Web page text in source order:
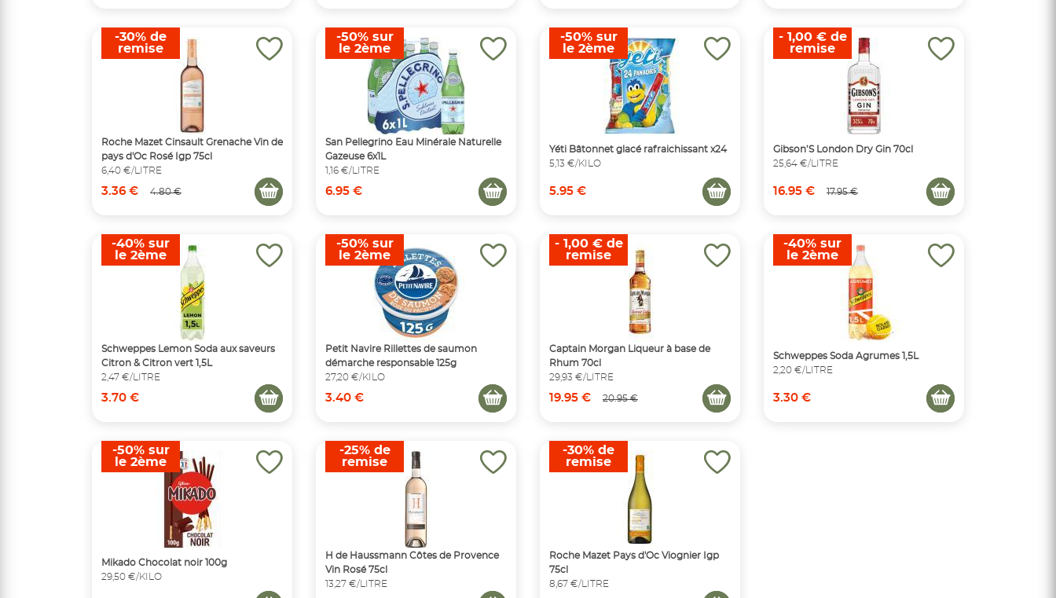
Roche Mazet Cinsault Grenache Vin de
pays d'Oc Rosé Igp 75cl
6,40 €/LITRE
3.36 € 4.80 €
-30% de
remise
San Pellegrino Eau Minérale Naturelle
Gazeuse 6x1L
1,16 €/LITRE
6.95 €
-50% sur
le 2ème
Yéti Bâtonnet glacé rafraichissant x24
5,13 €/KILO
5.95 €
-50% sur
le 2ème
Gibson’S London Dry Gin 70cl
25,64 €/LITRE
16.95 € 17.95 €
- 1,00 € de
remise
Schweppes Lemon Soda aux saveurs
Citron & Citron vert 1,5L
2,47 €/LITRE
3.70 €
-40% sur
le 2ème
Petit Navire Rillettes de saumon
démarche responsable 125g
27,20 €/KILO
3.40 €
-50% sur
le 2ème
Captain Morgan Liqueur à base de
Rhum 70cl
29,93 €/LITRE
19.95 € 20.95 €
- 1,00 € de
remise
Schweppes Soda Agrumes 1,5L
2,20 €/LITRE
3.30 €
-40% sur
le 2ème
Mikado Chocolat noir 100g
29,50 €/KILO
-50% sur
le 2ème
H de Haussmann Côtes de Provence
Vin Rosé 75cl
13,27 €/LITRE
-25% de
remise
Roche Mazet Pays d'Oc Viognier Igp
75cl
8,67 €/LITRE
-30% de
remise